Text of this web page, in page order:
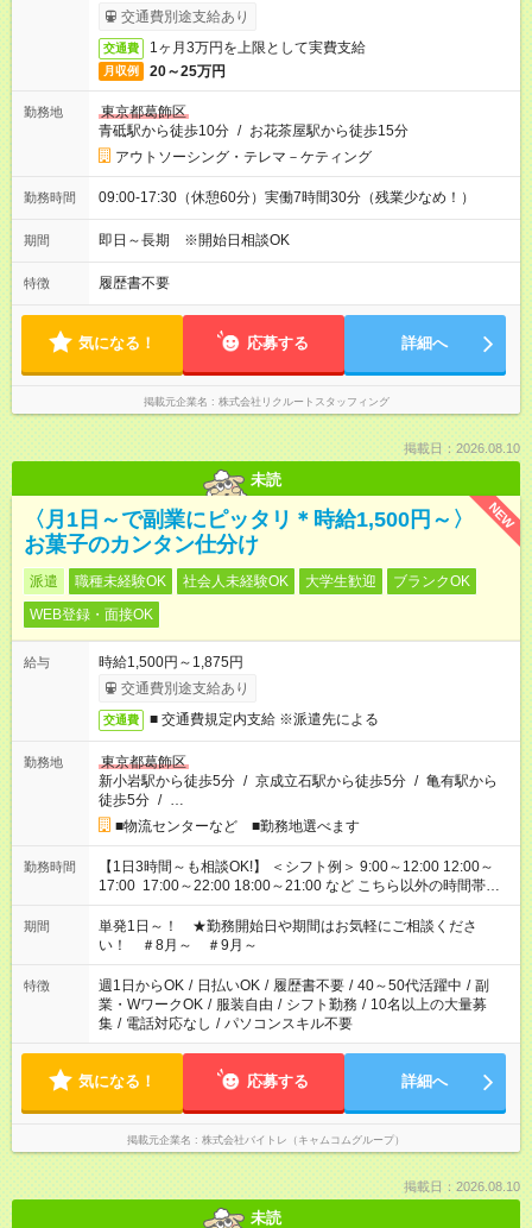
ービス利用可（利用条件有）
交通費別途支給あり
交通費 1ヶ月3万円を上限として実費支給
月収例 20～25万円
勤務地
東京都葛飾区
青砥駅から徒歩10分 / お花茶屋駅から徒歩15分
アウトソーシング・テレマ－ケティング
勤務時間 09:00-17:30（休憩60分）実働7時間30分（残業少なめ！）
期間 即日～長期 ※開始日相談OK
特徴 履歴書不要
気になる！ 応募する 詳細へ
掲載元企業名 株式会社リクルートスタッフィング
掲載日：2026.08.10
未読
NEW
〈月1日～で副業にピッタリ＊時給1,500円～〉
お菓子のカンタン仕分け
派遣 職種未経験OK 社会人未経験OK 大学生歓迎
ブランクOK
WEB登録・面接OK
給与
時給1,500円～1,875円
交通費別途支給あり
交通費 ■ 交通費規定内支給 ※派遣先による
勤務地
東京都葛飾区
新小岩駅から徒歩5分 / 京成立石駅から徒歩5分 / 亀有駅から
徒歩5分 / …
■物流センターなど ■勤務地選べます
勤務時間
【1日3時間～も相談OK!】 ＜シフト例＞ 9:00～12:00 12:00～
17:00 17:00～22:00 18:00～21:00 など こちら以外の時間帯も
お気軽にご相談ください！
期間
単発1日～！ ★勤務開始日や期間はお気軽にご相談くださ
い！ ＃8月～ ＃9月～
特徴 週1日からOK / 日払いOK / 履歴書不要 / 40～50代活躍中 / 副
業・WワークOK / 服装自由 / シフト勤務 / 10名以上の大量募
集 / 電話対応なし / パソコンスキル不要
気になる！ 応募する 詳細へ
掲載元企業名 株式会社バイトレ（キャムコムグループ）
掲載日：2026.08.10
未読